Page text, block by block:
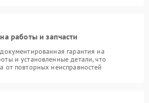
работы и запчасти
гарантия на
и установленные детали, что
от повторных неисправностей